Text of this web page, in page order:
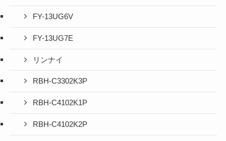
FY-13UG6V
FY-13UG7E
リンナイ
RBH-C3302K3P
RBH-C4102K1P
RBH-C4102K2P